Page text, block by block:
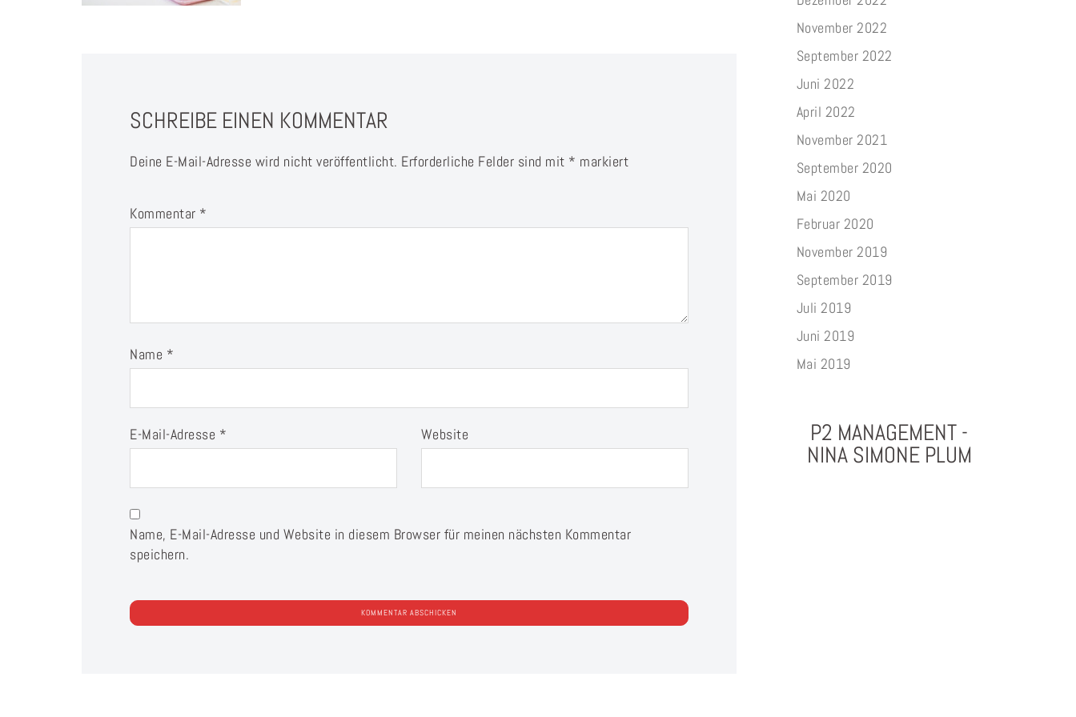
SCHREIBE EINEN KOMMENTAR
Deine E-Mail-Adresse wird nicht veröffentlicht. Erforderliche Felder sind mit * markiert
Kommentar *
Name *
E-Mail-Adresse * Website
Name, E-Mail-Adresse und Website in diesem Browser für meinen nächsten Kommentar
speichern.
November 2022
September 2022
Juni 2022
April 2022
November 2021
September 2020
Mai 2020
Februar 2020
November 2019
September 2019
Juli 2019
Juni 2019
Mai 2019
P2 MANAGEMENT -
NINA SIMONE PLUM